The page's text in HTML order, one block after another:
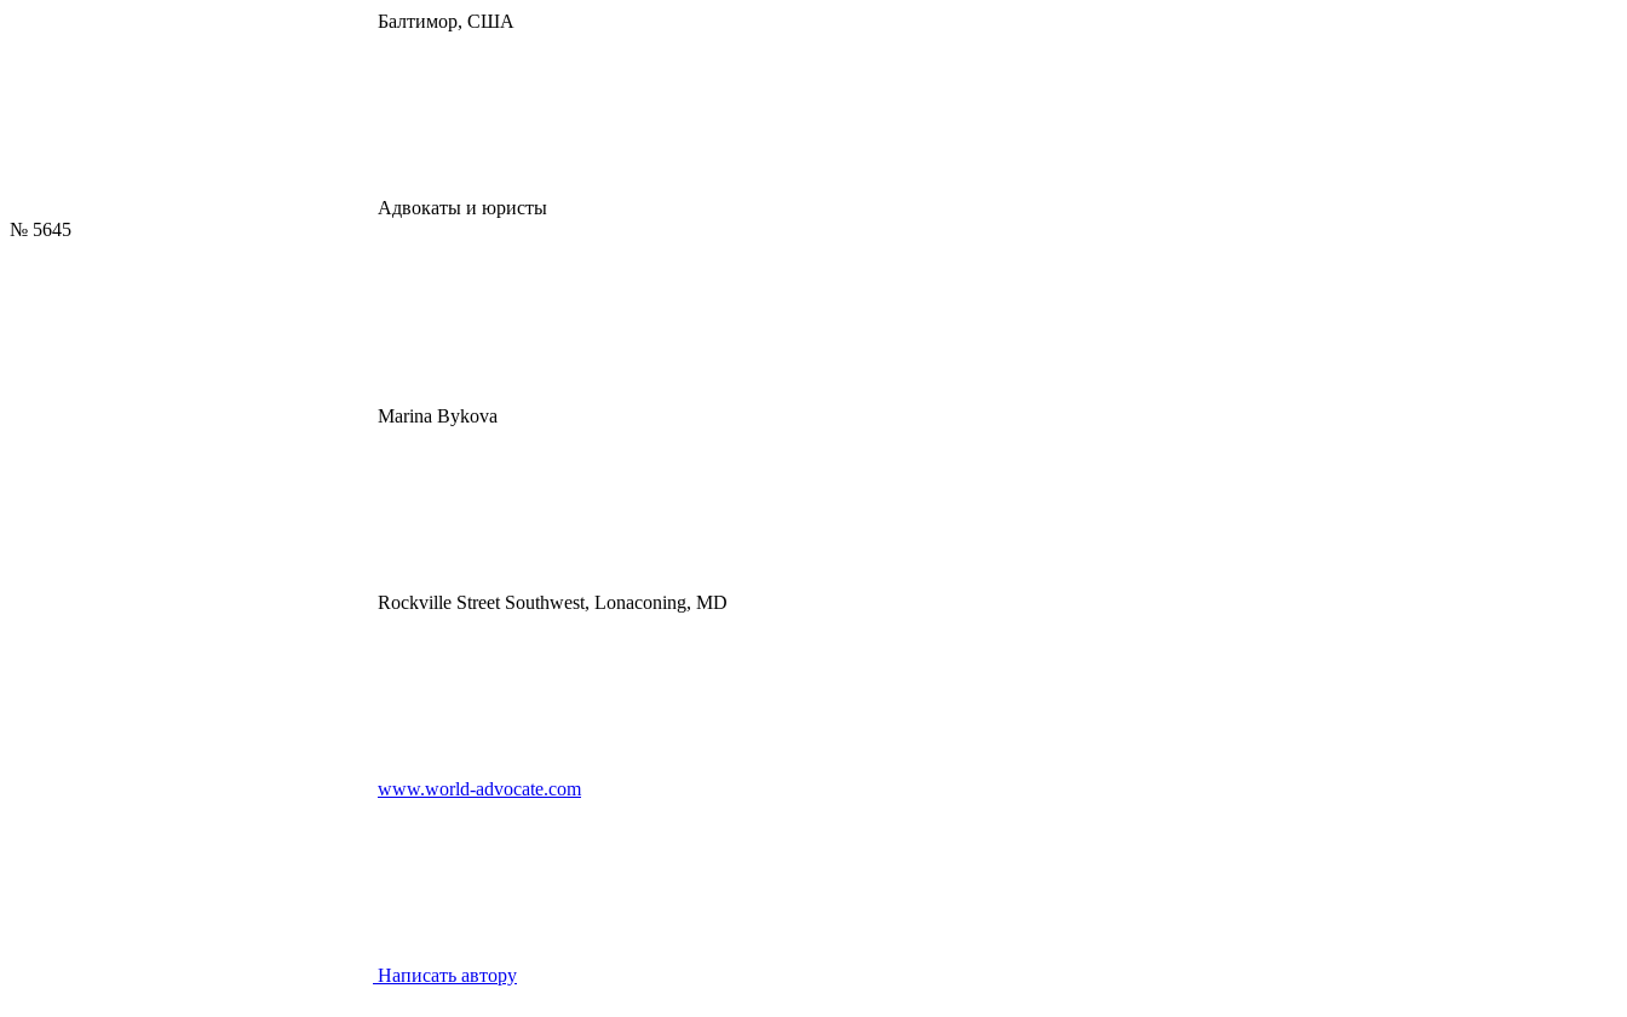
Балтимор, США
Адвокаты и юристы
№ 5645
Marina Bykova
Rockville Street Southwest, Lonaconing, MD
www.world-advocate.com
Написать автору